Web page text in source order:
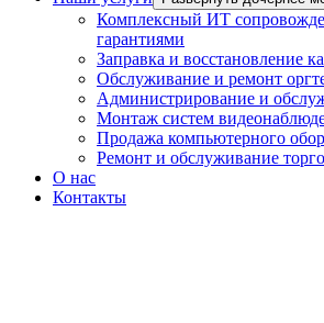
Комплексный ИТ
гарантиями
Заправка и восстановление
Обслуживание и ремонт
Администрирование и
Монтаж систем
Продажа компьютерного
Ремонт и обслуживание
О нас
Контакты